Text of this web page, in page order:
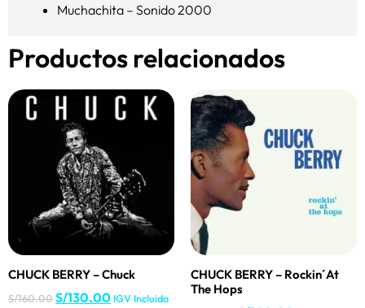
Muchachita – Sonido 2000
Productos relacionados
CHUCK BERRY – Chuck
S/160.00S/130.00 IGV Incluido
CHUCK BERRY – Rockin´At
The Hops